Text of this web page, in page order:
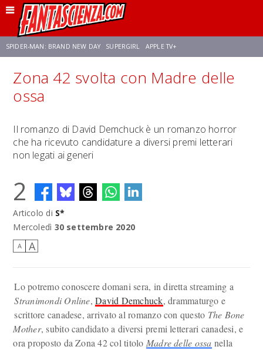
SPIDER-MAN: BRAND NEW DAY SUPERGIRL APPLE TV+
FRANCO RICCIARDIELLO ZENDAYA STAR TREK AVENGERS: DOOMSDAY
Zona 42 svolta con Madre delle
ossa
Il romanzo di David Demchuck è un romanzo horror
che ha ricevuto candidature a diversi premi letterari
non legati ai generi
2
Articolo di S*
Mercoledì 30 settembre 2020
A A
Lo potremo conoscere domani sera, in diretta streaming a
Stranimondi Online,David Demchuck, drammaturgo e
scrittore canadese, arrivato al romanzo con questo The Bone
Mother, subito candidato a diversi premi letterari canadesi, e
ora proposto da Zona 42 col titolo Madre delle ossa nella